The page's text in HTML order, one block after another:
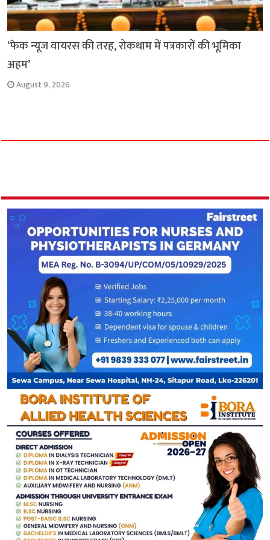
‘फेक न्यूज वायरस की तरह, रोकथाम में पत्रकारों की भूमिका
अहम’
August 9, 2026